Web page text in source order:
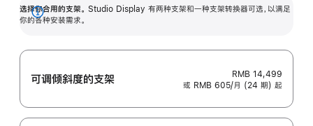
选择你合用的支架。 Studio Display 有两种支架和一种支架转换器可选，以满足
你的各种安装需求。
展
可调倾斜度的支架
RMB 14,499
或 RMB 605/月 (24 期) 起